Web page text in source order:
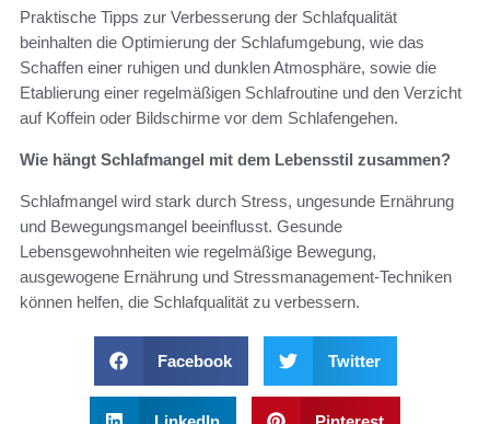
Praktische Tipps zur Verbesserung der Schlafqualität
beinhalten die Optimierung der Schlafumgebung, wie das
Schaffen einer ruhigen und dunklen Atmosphäre, sowie die
Etablierung einer regelmäßigen Schlafroutine und den Verzicht
auf Koffein oder Bildschirme vor dem Schlafengehen.
Wie hängt Schlafmangel mit dem Lebensstil zusammen?
Schlafmangel wird stark durch Stress, ungesunde Ernährung
und Bewegungsmangel beeinflusst. Gesunde
Lebensgewohnheiten wie regelmäßige Bewegung,
ausgewogene Ernährung und Stressmanagement-Techniken
können helfen, die Schlafqualität zu verbessern.
Facebook Twitter